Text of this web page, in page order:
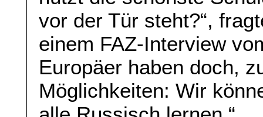
vor der Tür steht?“,
einem FAZ-Interview
Europäer haben doch,
Möglichkeiten: Wir